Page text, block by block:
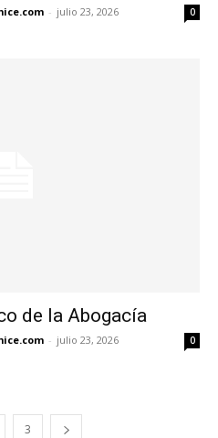
- julio 23, 2026 0
de la Abogacía
- julio 23, 2026 0
3